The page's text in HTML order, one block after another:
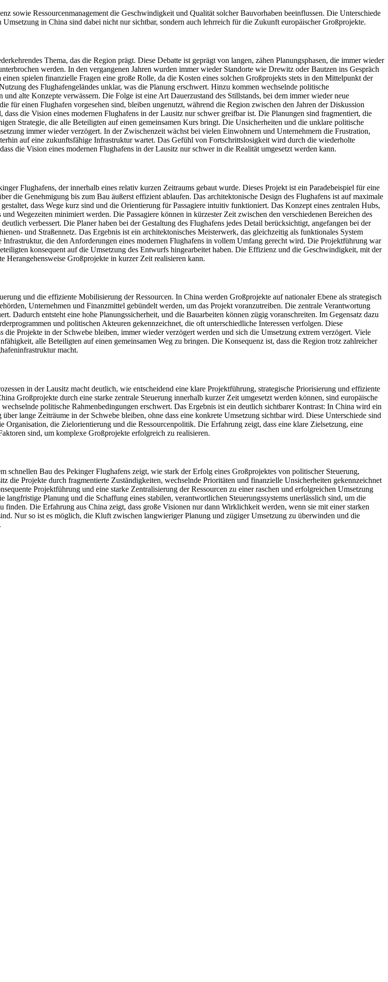
sowie Ressourcenmanagement die Geschwindigkeit und Qualität solcher Bauvorhaben beeinflussen. Die Unterschiede
in China sind dabei nicht nur sichtbar, sondern auch lehrreich für die Zukunft europäischer Großprojekte.
Thema, das die Region prägt. Diese Debatte ist geprägt von langen, zähen Planungsphasen, die immer wieder
werden. In den vergangenen Jahren wurden immer wieder Standorte wie Drewitz oder Bautzen ins Gespräch
spielen finanzielle Fragen eine große Rolle, da die Kosten eines solchen Großprojekts stets in den Mittelpunkt der
des Flughafengeländes unklar, was die Planung erschwert. Hinzu kommen wechselnde politische
alte Konzepte verwässern. Die Folge ist eine Art Dauerzustand des Stillstands, bei dem immer wieder neue
für einen Flughafen vorgesehen sind, bleiben ungenutzt, während die Region zwischen den Jahren der Diskussion
die Vision eines modernen Flughafens in der Lausitz nur schwer greifbar ist. Die Planungen sind fragmentiert, die
Strategie, die alle Beteiligten auf einen gemeinsamen Kurs bringt. Die Unsicherheiten und die unklare politische
immer wieder verzögert. In der Zwischenzeit wächst bei vielen Einwohnern und Unternehmern die Frustration,
auf eine zukunftsfähige Infrastruktur wartet. Das Gefühl von Fortschrittslosigkeit wird durch die wiederholte
die Vision eines modernen Flughafens in der Lausitz nur schwer in die Realität umgesetzt werden kann.
Flughafens, der innerhalb eines relativ kurzen Zeitraums gebaut wurde. Dieses Projekt ist ein Paradebeispiel für eine
die Genehmigung bis zum Bau äußerst effizient ablaufen. Das architektonische Design des Flughafens ist auf maximale
dass Wege kurz sind und die Orientierung für Passagiere intuitiv funktioniert. Das Konzept eines zentralen Hubs,
Wegezeiten minimiert werden. Die Passagiere können in kürzester Zeit zwischen den verschiedenen Bereichen des
verbessert. Die Planer haben bei der Gestaltung des Flughafens jedes Detail berücksichtigt, angefangen bei der
und Straßennetz. Das Ergebnis ist ein architektonisches Meisterwerk, das gleichzeitig als funktionales System
die den Anforderungen eines modernen Flughafens in vollem Umfang gerecht wird. Die Projektführung war
konsequent auf die Umsetzung des Entwurfs hingearbeitet haben. Die Effizienz und die Geschwindigkeit, mit der
Herangehensweise Großprojekte in kurzer Zeit realisieren kann.
und die effiziente Mobilisierung der Ressourcen. In China werden Großprojekte auf nationaler Ebene als strategisch
Unternehmen und Finanzmittel gebündelt werden, um das Projekt voranzutreiben. Die zentrale Verantwortung
Dadurch entsteht eine hohe Planungssicherheit, und die Bauarbeiten können zügig voranschreiten. Im Gegensatz dazu
und politischen Akteuren gekennzeichnet, die oft unterschiedliche Interessen verfolgen. Diese
Projekte in der Schwebe bleiben, immer wieder verzögert werden und sich die Umsetzung extrem verzögert. Viele
alle Beteiligten auf einen gemeinsamen Weg zu bringen. Die Konsequenz ist, dass die Region trotz zahlreicher
macht.
in der Lausitz macht deutlich, wie entscheidend eine klare Projektführung, strategische Priorisierung und effiziente
Großprojekte durch eine starke zentrale Steuerung innerhalb kurzer Zeit umgesetzt werden können, sind europäische
politische Rahmenbedingungen erschwert. Das Ergebnis ist ein deutlich sichtbarer Kontrast: In China wird ein
lange Zeiträume in der Schwebe bleiben, ohne dass eine konkrete Umsetzung sichtbar wird. Diese Unterschiede sind
die Zielorientierung und die Ressourcenpolitik. Die Erfahrung zeigt, dass eine klare Zielsetzung, eine
sind, um komplexe Großprojekte erfolgreich zu realisieren.
schnellen Bau des Pekinger Flughafens zeigt, wie stark der Erfolg eines Großprojektes von politischer Steuerung,
die Projekte durch fragmentierte Zuständigkeiten, wechselnde Prioritäten und finanzielle Unsicherheiten gekennzeichnet
Projektführung und eine starke Zentralisierung der Ressourcen zu einer raschen und erfolgreichen Umsetzung
Planung und die Schaffung eines stabilen, verantwortlichen Steuerungssystems unerlässlich sind, um die
Die Erfahrung aus China zeigt, dass große Visionen nur dann Wirklichkeit werden, wenn sie mit einer starken
Nur so ist es möglich, die Kluft zwischen langwieriger Planung und zügiger Umsetzung zu überwinden und die